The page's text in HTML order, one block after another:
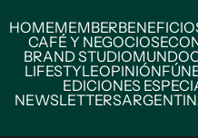
HOMEMEMBER
CAFÉ Y NEGOCIOS
BRAND STUDIOMUNDO
LIFESTYLEOPINIÓN
EDICIONES
NEWSLETTERS